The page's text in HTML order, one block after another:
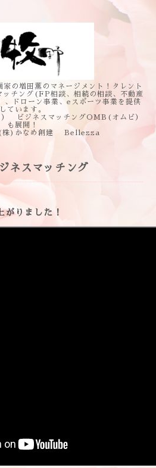
の増田薫のマネージメント！タレント
ッチング(FP相談、相続の相談、不動産
、ドローン事業、eスポーツ事業を提供
しています。
ビジネスマッチングOMB(オムビ）
も展開！
株)かなめ創建 Bellezza
ネスマッチング
がりました！